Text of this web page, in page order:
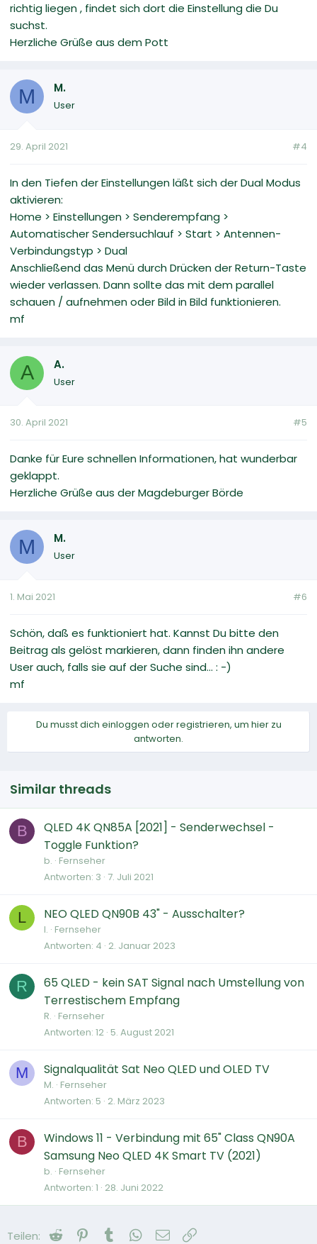
richtig liegen , findet sich dort die Einstellung die Du
suchst.
Herzliche Grüße aus dem Pott
M M.
User
29. April 2021 #4
In den Tiefen der Einstellungen läßt sich der Dual Modus
aktivieren:
Home > Einstellungen > Senderempfang >
Automatischer Sendersuchlauf > Start > Antennen-
Verbindungstyp > Dual
Anschließend das Menü durch Drücken der Return-Taste
wieder verlassen. Dann sollte das mit dem parallel
schauen / aufnehmen oder Bild in Bild funktionieren.
mf
A A.
User
30. April 2021 #5
Danke für Eure schnellen Informationen, hat wunderbar
geklappt.
Herzliche Grüße aus der Magdeburger Börde
M M.
User
1. Mai 2021 #6
Schön, daß es funktioniert hat. Kannst Du bitte den
Beitrag als gelöst markieren, dann finden ihn andere
User auch, falls sie auf der Suche sind... : -)
mf
Du musst dich einloggen oder registrieren, um hier zu
antworten.
Similar threads
B
QLED 4K QN85A [2021] - Senderwechsel -
Toggle Funktion?
b. Fernseher
Antworten 3 7. Juli 2021
L NEO QLED QN90B 43" - Ausschalter?
l. Fernseher
Antworten 4 2. Januar 2023
R
65 QLED - kein SAT Signal nach Umstellung von
Terrestischem Empfang
R. Fernseher
Antworten 12 5. August 2021
M Signalqualität Sat Neo QLED und OLED TV
M. Fernseher
Antworten 5 2. März 2023
B
Windows 11 - Verbindung mit 65" Class QN90A
Samsung Neo QLED 4K Smart TV (2021)
b. Fernseher
Antworten 1 28. Juni 2022
Teilen: Reddit Pinterest
Tumblr WhatsApp
E-Mail